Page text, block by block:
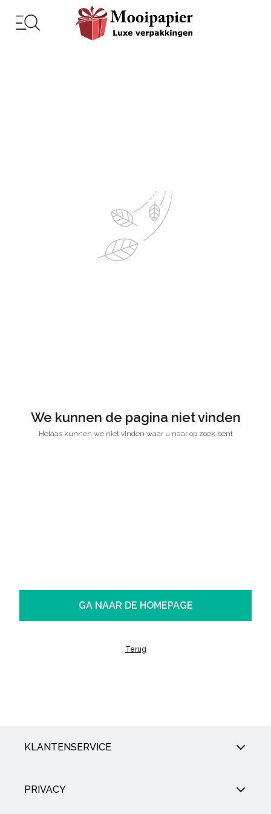
We kunnen de pagina niet vinden
Helaas kunnen we niet vinden waar u naar op zoek bent
GA NAAR DE HOMEPAGE
Terug
KLANTENSERVICE
PRIVACY